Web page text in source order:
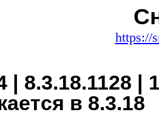
https://
| 8.3.18.1128 |
в 8.3.18